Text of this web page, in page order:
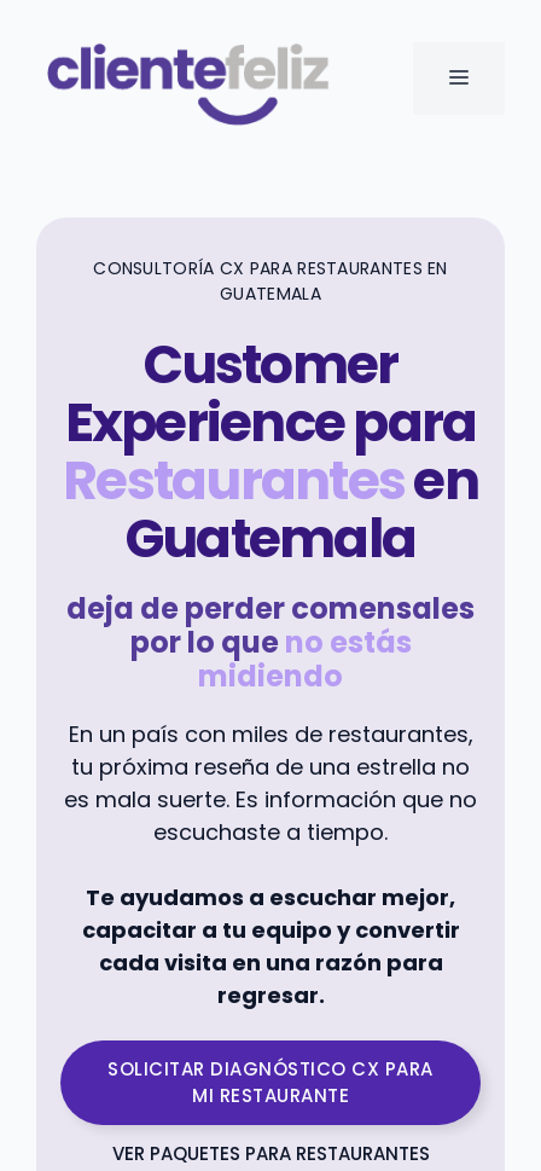
contenido
MENÚ
CONSULTORÍA CX PARA RESTAURANTES EN
GUATEMALA
Customer
Experience para
Restaurantesen
Guatemala
deja de perder comensales
por lo que no estás
midiendo
En un país con miles de restaurantes,
tu próxima reseña de una estrella no
es mala suerte. Es información que no
escuchaste a tiempo.
Te ayudamos a escuchar mejor,
capacitar a tu equipo y convertir
cada visita en una razón para
regresar.
SOLICITAR DIAGNÓSTICO CX PARA
MI RESTAURANTE
VER PAQUETES PARA RESTAURANTES